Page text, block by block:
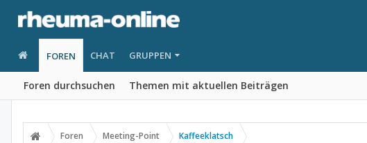
FOREN
Foren durchsuchen Themen mit aktuellen Beiträgen
CHAT GRUPPEN
Foren Meeting-Point Kaffeeklatsch